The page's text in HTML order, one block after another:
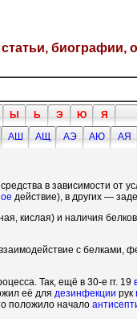
биографии,
Ы Ь Э Ю Я
АШ АЩ АЭ АЮ
АЯ
в зависимости от
действие), в других —
кислая) и наличия
с
Так, ещё в 30-е гг. 19
её для дезинфекции рук
положило начало